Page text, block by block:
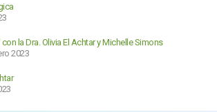
2023
la Dra. Olivia El Achtar y Michelle Simons